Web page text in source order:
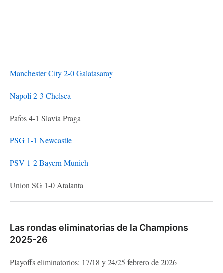
Manchester City 2-0 Galatasaray
Napoli 2-3 Chelsea
Pafos 4-1 Slavia Praga
PSG 1-1 Newcastle
PSV 1-2 Bayern Munich
Union SG 1-0 Atalanta
Las rondas eliminatorias de la Champions
2025-26
Playoffs eliminatorios: 17/18 y 24/25 febrero de 2026